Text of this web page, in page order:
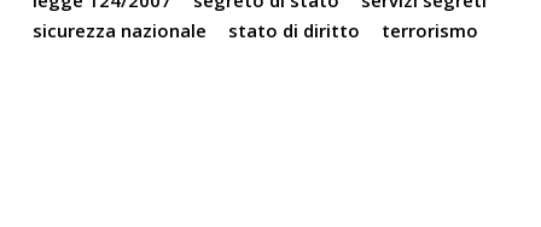
sicurezza nazionale
stato di diritto terrorismo